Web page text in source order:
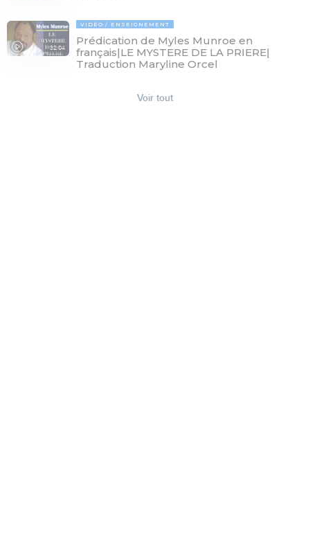
32:04
VIDÉO ENSEIGNEMENT
Prédication de Myles Munroe en
français|LE MYSTERE DE LA PRIERE|
Traduction Maryline Orcel
Voir tout